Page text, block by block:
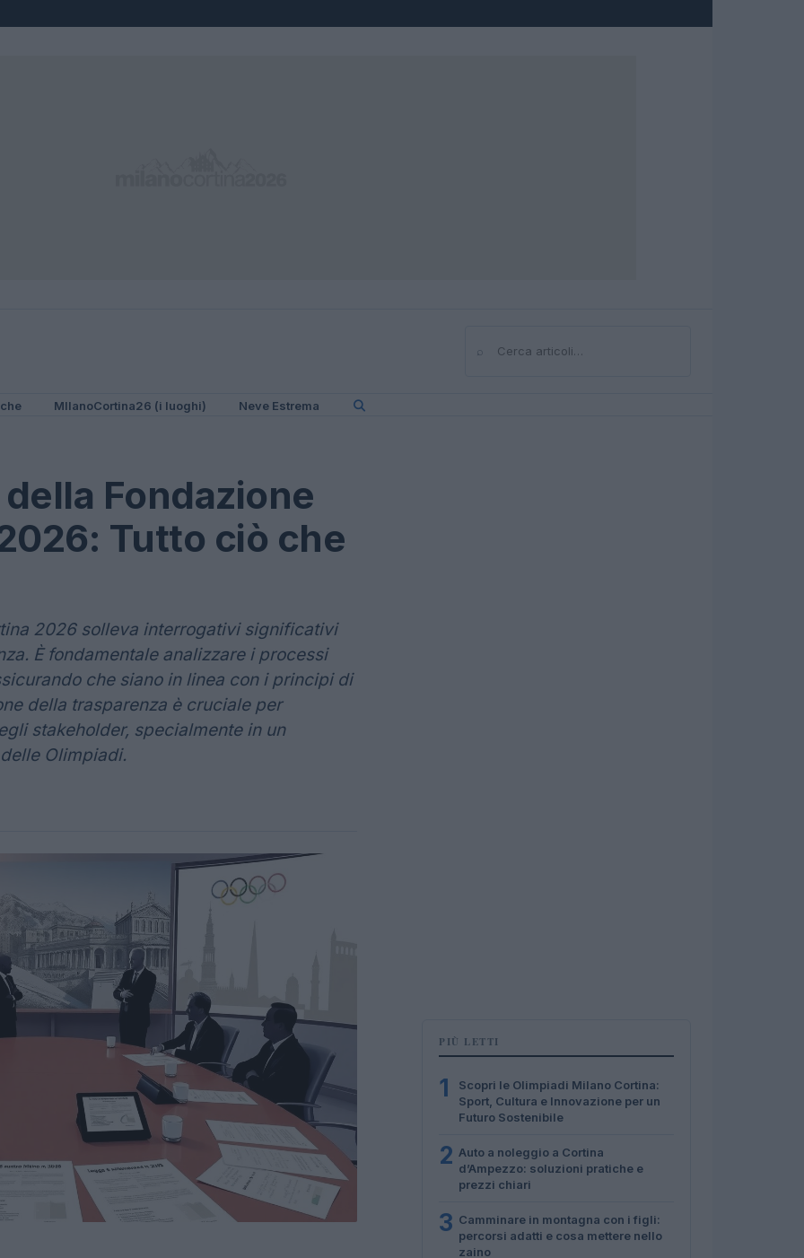
⌕Cerca
MIlanoCortina26 (i luoghi) Neve Estrema
Fondazione
Tutto ciò che
2026 solleva interrogativi significativi
È fondamentale analizzare i processi
che siano in linea con i principi di
della trasparenza è cruciale per
stakeholder, specialmente in un
Olimpiadi.
PIÙ LETTI
1
Scopri le Olimpiadi Milano Cortina:
Sport, Cultura e Innovazione per un
Futuro Sostenibile
2 Auto a noleggio a Cortina
d’Ampezzo: soluzioni pratiche e
prezzi chiari
3 Camminare in montagna con i figli:
percorsi adatti e cosa mettere nello
zaino